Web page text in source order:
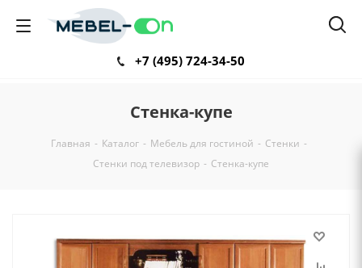
+7 (495) 724-34-50
Стенка-купе
Главная - Каталог - Мебель для гостиной - Стенки -
Стенки под телевизор - Стенка-купе